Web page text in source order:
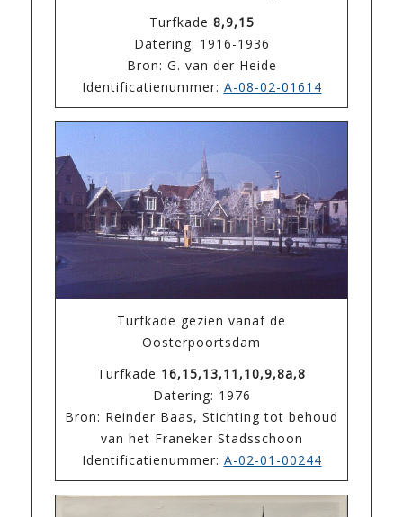
Turfkade 8,9,15
Datering: 1916-1936
Bron: G. van der Heide
Identificatienummer: A-08-02-01614
Turfkade gezien vanaf de
Oosterpoortsdam
Turfkade 16,15,13,11,10,9,8a,8
Datering: 1976
Bron: Reinder Baas, Stichting tot behoud
van het Franeker Stadsschoon
Identificatienummer: A-02-01-00244